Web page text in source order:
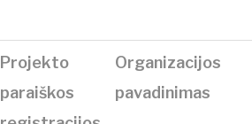
Projekto
paraiškos
Organizacijos
pavadinimas